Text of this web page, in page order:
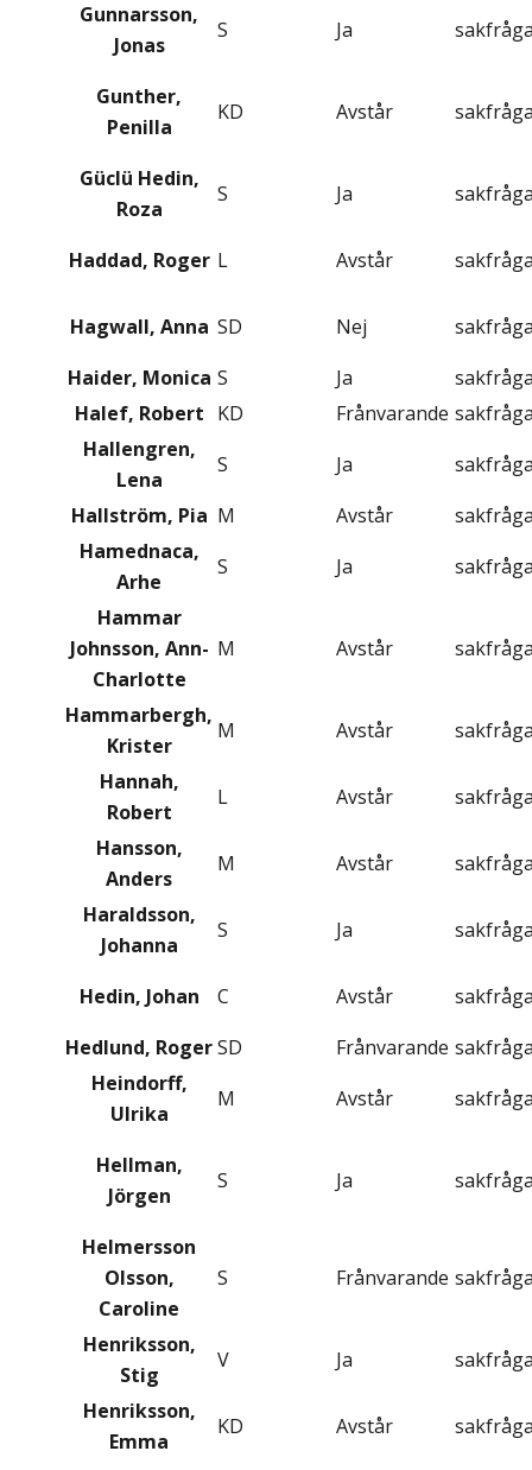
Gunnarsson,
Jonas
S Ja
Gunther,
Penilla
KD Avstår
Güclü Hedin,
Roza
S Ja
Haddad, Roger L Avstår
Hagwall, Anna SD Nej
Haider, Monica S Ja
Halef, Robert KD Frånvarande
Hallengren,
Lena
S Ja
Hallström, Pia M Avstår
Hamednaca,
Arhe
S Ja
Hammar
Johnsson, Ann-
Charlotte
M Avstår
Hammarbergh,
Krister
M Avstår
Hannah,
Robert
L Avstår
Hansson,
Anders
M Avstår
Haraldsson,
Johanna
S Ja
Hedin, Johan C Avstår
Hedlund, RogerSD Frånvarande
Heindorff,
Ulrika
M Avstår
Hellman,
Jörgen
S Ja
Helmersson
Olsson,
Caroline
S Frånvarande
Henriksson,
Stig
V Ja
Henriksson,
Emma
KD Avstår